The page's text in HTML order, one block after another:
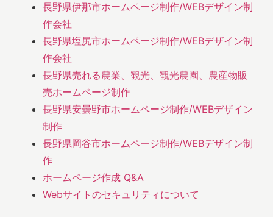
長野県伊那市ホームページ制作/WEBデザイン制
作会社
長野県塩尻市ホームページ制作/WEBデザイン制
作会社
長野県売れる農業、観光、観光農園、農産物販
売ホームページ制作
長野県安曇野市ホームページ制作/WEBデザイン
制作
長野県岡谷市ホームページ制作/WEBデザイン制
作
ホームページ作成 Q&A
Webサイトのセキュリティについて